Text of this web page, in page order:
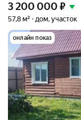
3 200 000 ₽
57,8 м² дом, участок
онлайн показ